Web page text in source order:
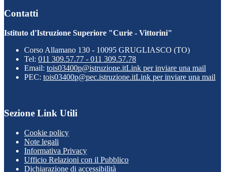
Contatti
Istituto d'Istruzione Superiore "Curie - Vittorini"
Corso Allamano 130 - 10095 GRUGLIASCO (TO)
Tel: 011 309.57.77 - 011 309.57.78
Email: tois03400p@istruzione.itLink per inviare una mail
PEC: tois03400p@pec.istruzione.itLink per inviare una mail
Sezione Link Utili
Cookie policy
Note legali
Informativa Privacy
Ufficio Relazioni con il Pubblico
Dichiarazione di accessibilità